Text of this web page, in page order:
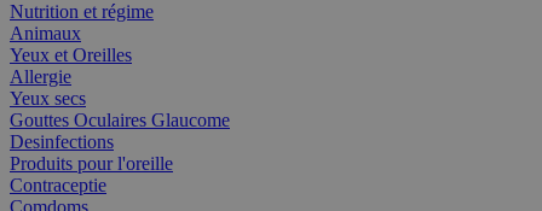
Nutrition et régime
Animaux
Yeux et Oreilles
Allergie
Yeux secs
Gouttes Oculaires Glaucome
Desinfections
Produits pour l'oreille
Contraceptie